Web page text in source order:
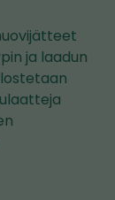
ja laadun